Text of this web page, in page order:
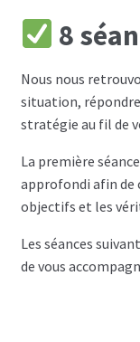
8
Nous nous
situation,
stratégie au fil de
La première
approfondi afin
objectifs et les
Les séances
de vous